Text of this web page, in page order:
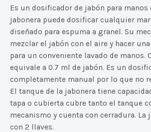
Es un dosificador de jabón para manos
jabonera puede dosificar cualquier
diseñado para espuma a granel. Su
mezclar el jabón con el aire y hacer
para un conveniente lavado de manos.
equivale a 0.7 ml de jabón. Es un
completamente manual por lo que no
El tanque de la jabonera tiene
tapa o cubierta cubre tanto el tanque
mecanismo y cuenta con cerradura. La
con 2 llaves.